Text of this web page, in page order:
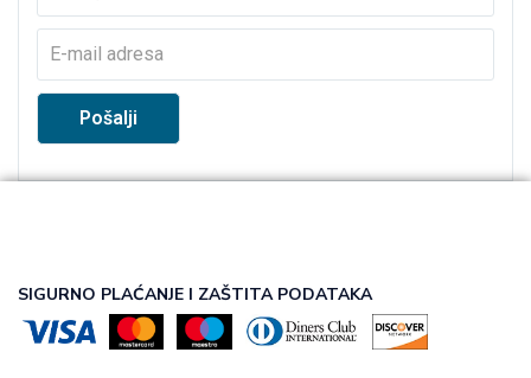
SIGURNO PLAĆANJE I ZAŠTITA PODATAKA